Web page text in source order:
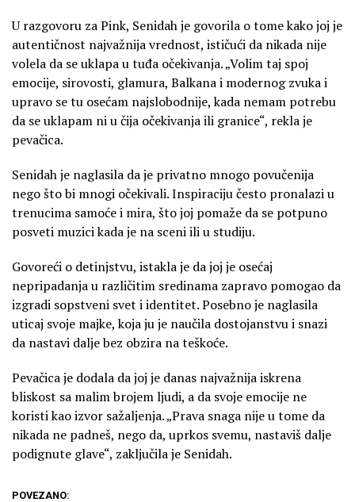
U razgovoru za Pink, Senidah je govorila o tome kako joj je
autentičnost najvažnija vrednost, ističući da nikada nije
volela da se uklapa u tuđa očekivanja. „Volim taj spoj
emocije, sirovosti, glamura, Balkana i modernog zvuka i
upravo se tu osećam najslobodnije, kada nemam potrebu
da se uklapam ni u čija očekivanja ili granice“, rekla je
pevačica.
Senidah je naglasila da je privatno mnogo povučenija
nego što bi mnogi očekivali. Inspiraciju često pronalazi u
trenucima samoće i mira, što joj pomaže da se potpuno
posveti muzici kada je na sceni ili u studiju.
Govoreći o detinjstvu, istakla je da joj je osećaj
nepripadanja u različitim sredinama zapravo pomogao da
izgradi sopstveni svet i identitet. Posebno je naglasila
uticaj svoje majke, koja ju je naučila dostojanstvu i snazi
da nastavi dalje bez obzira na teškoće.
Pevačica je dodala da joj je danas najvažnija iskrena
bliskost sa malim brojem ljudi, a da svoje emocije ne
koristi kao izvor sažaljenja. „Prava snaga nije u tome da
nikada ne padneš, nego da, uprkos svemu, nastaviš dalje
podignute glave“, zaključila je Senidah.
POVEZANO: